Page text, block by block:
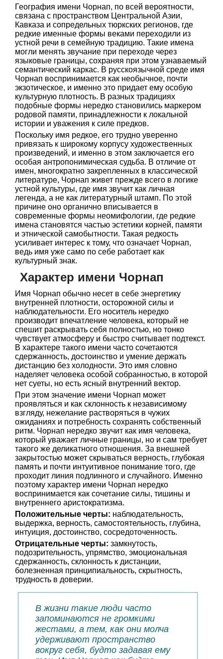
География имени Чорнап, по всей вероятности,
связана с пространством Центральной Азии,
Кавказа и сопредельных тюркских регионов, где
редкие именные формы веками переходили из
устной речи в семейную традицию. Такие имена
могли менять звучание при переходе через
языковые границы, сохраняя при этом узнаваемый
семантический каркас. В русскоязычной среде имя
Чорнап воспринимается как необычное, почти
экзотическое, и именно это придает ему особую
культурную плотность. В разных традициях
подобные формы нередко становились маркером
родовой памяти, принадлежности к локальной
истории и уважения к силе предков.
Поскольку имя редкое, его трудно уверенно
привязать к широкому корпусу художественных
произведений, и именно в этом заключается его
особая антропонимическая судьба. В отличие от
имен, многократно закрепленных в классической
литературе, Чорнап живет прежде всего в логике
устной культуры, где имя звучит как личная
легенда, а не как литературный штамп. По этой
причине оно органично вписывается в
современные формы неомифологии, где редкие
имена становятся частью эстетики корней, памяти
и этнической самобытности. Такая редкость
усиливает интерес к тому, что означает Чорнап,
ведь имя уже само по себе работает как
культурный знак.
Характер имени Чорнап
Имя Чорнап обычно несет в себе энергетику
внутренней плотности, осторожной силы и
наблюдательности. Его носитель нередко
производит впечатление человека, который не
спешит раскрывать себя полностью, но тонко
чувствует атмосферу и быстро считывает подтекст.
В характере такого имени часто сочетаются
сдержанность, достоинство и умение держать
дистанцию без холодности. Это имя словно
наделяет человека особой собранностью, в которой
нет суеты, но есть ясный внутренний вектор.
При этом значение имени Чорнап может
проявляться и как склонность к независимому
взгляду, нежелание растворяться в чужих
ожиданиях и потребность сохранять собственный
ритм. Чорнап нередко звучит как имя человека,
который уважает личные границы, но и сам требует
такого же деликатного отношения. За внешней
закрытостью может скрываться верность, глубокая
память и почти интуитивное понимание того, где
проходит линия подлинного и случайного. Именно
поэтому характер имени Чорнап нередко
воспринимается как сочетание силы, тишины и
внутреннего аристократизма.
Положительные черты: наблюдательность,
выдержка, верность, самостоятельность, глубина,
интуиция, достоинство, сосредоточенность.
Отрицательные черты: замкнутость,
подозрительность, упрямство, эмоциональная
сдержанность, склонность к дистанции,
болезненная принципиальность, скрытность,
трудность в доверии.
В жизни такие люди часто
запоминаются не громкими
жестами, а тем, как они молча
удерживают пространство
вокруг себя, будто задавая ему